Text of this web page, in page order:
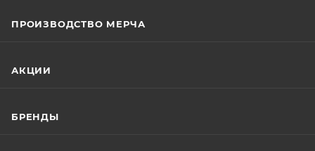
ПРОИЗВОДСТВО МЕРЧА
АКЦИИ
БРЕНДЫ